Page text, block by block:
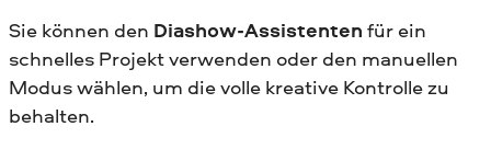
Sie können den Diashow-Assistenten für ein
schnelles Projekt verwenden oder den manuellen
Modus wählen, um die volle kreative Kontrolle zu
behalten.